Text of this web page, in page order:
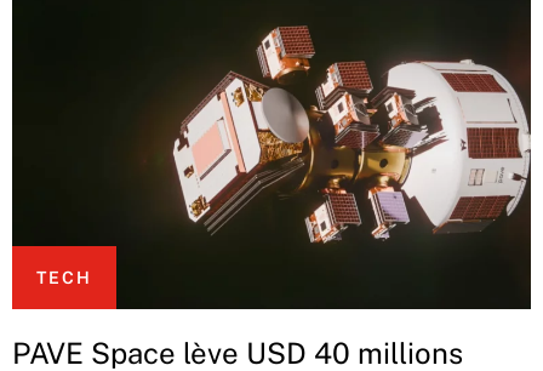
TECH
PAVE Space lève USD 40 millions